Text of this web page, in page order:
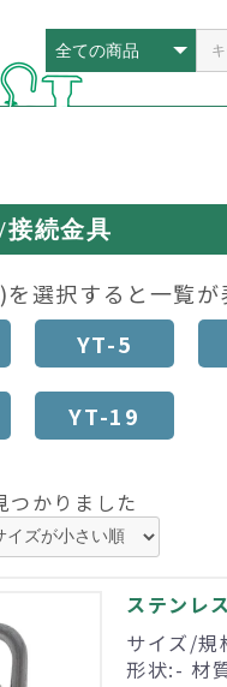
接続金具
選択すると一覧が
YT-5
YT-19
つかりました
ステンレ
サイズ/規
形状:- 材